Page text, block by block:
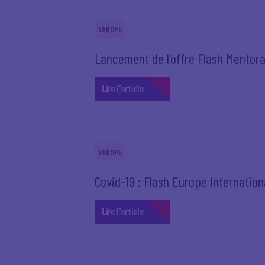
EUROPE
Lancement de l'offre Flash
Lire l'article
EUROPE
Covid-19 : Flash Europe
Lire l'article